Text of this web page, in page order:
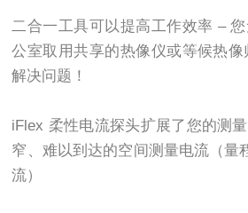
二合一工具可以提高工作效率 –
公室取用共享的热像仪或等候热
解决问题！
iFlex 柔性电流探头扩展了您的测
窄、难以到达的空间测量电流（量
流）